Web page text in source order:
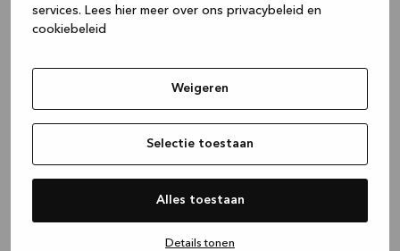
services. Lees hier meer over ons privacybeleid en
cookiebeleid
Weigeren
Selectie toestaan
Alles toestaan
Details tonen
(see the browser console for more
information).